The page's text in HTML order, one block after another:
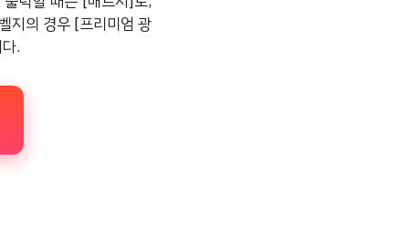
지의 경우 [프리미엄 광
.